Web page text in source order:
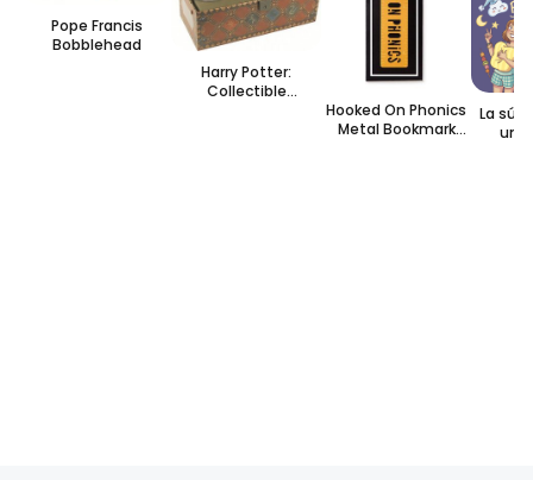
Pope Francis
Bobblehead
Harry Potter:
Collectible
Hooked On Phonics
Metal Bookmark
La
una